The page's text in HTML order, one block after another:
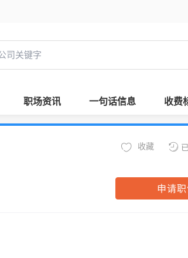
职场资讯 一句话信息 收费
收藏
申请职